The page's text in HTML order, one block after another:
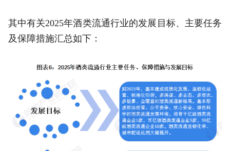
其中有关2025年酒类流通行业的发展目标、主要任务
及保障措施汇总如下：